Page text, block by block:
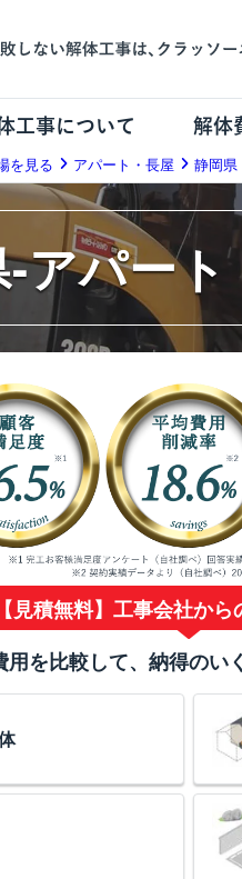
工事について 解体
を見る アパート・長屋 静岡県
アパー
【見積無料】工事会社か
用を比較して、納得のい